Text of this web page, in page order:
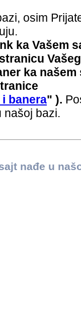
osim
ka Vašem
ka
banera" ).
našoj bazi.
nađe u